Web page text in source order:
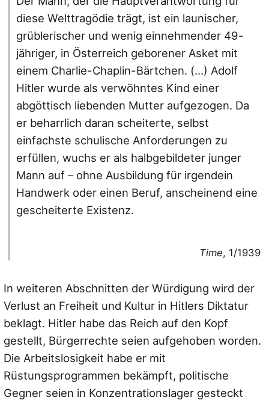
diese Welttragödie trägt, ist ein launischer,
grüblerischer und wenig einnehmender 49-
jähriger, in Österreich geborener Asket mit
einem Charlie-Chaplin-Bärtchen. (…) Adolf
Hitler wurde als verwöhntes Kind einer
abgöttisch liebenden Mutter aufgezogen. Da
er beharrlich daran scheiterte, selbst
einfachste schulische Anforderungen zu
erfüllen, wuchs er als halbgebildeter junger
Mann auf – ohne Ausbildung für irgendein
Handwerk oder einen Beruf, anscheinend eine
gescheiterte Existenz.
Time, 1/1939
In weiteren Abschnitten der Würdigung wird der
Verlust an Freiheit und Kultur in Hitlers Diktatur
beklagt. Hitler habe das Reich auf den Kopf
gestellt, Bürgerrechte seien aufgehoben worden.
Die Arbeitslosigkeit habe er mit
Rüstungsprogrammen bekämpft, politische
Gegner seien in Konzentrationslager gesteckt